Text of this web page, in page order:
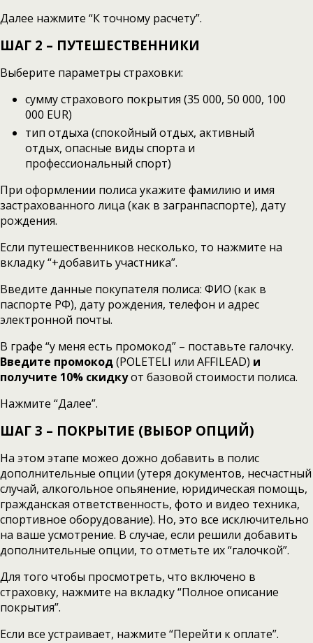
Далее нажмите “К точному расчету”.
ШАГ 2 – ПУТЕШЕСТВЕННИКИ
Выберите параметры страховки:
сумму страхового покрытия (35 000, 50 000, 100
000 EUR)
тип отдыха (спокойный отдых, активный
отдых, опасные виды спорта и
профессиональный спорт)
При оформлении полиса укажите фамилию и имя
застрахованного лица (как в загранпаспорте), дату
рождения.
Если путешественников несколько, то нажмите на
вкладку “+добавить участника”.
Введите данные покупателя полиса: ФИО (как в
паспорте РФ), дату рождения, телефон и адрес
электронной почты.
В графе “у меня есть промокод” – поставьте галочку.
Введите промокод(POLETELI или AFFILEAD) и
получите 10% скидкуот базовой стоимости полиса.
Нажмите “Далее”.
ШАГ 3 – ПОКРЫТИЕ (ВЫБОР ОПЦИЙ)
На этом этапе можео дожно добавить в полис
дополнительные опции (утеря документов, несчастный
случай, алкогольное опьянение, юридическая помощь,
гражданская ответственность, фото и видео техника,
спортивное оборудование). Но, это все исключительно
на ваше усмотрение. В случае, если решили добавить
дополнительные опции, то отметьте их “галочкой”.
Для того чтобы просмотреть, что включено в
страховку, нажмите на вкладку “Полное описание
покрытия”.
Если все устраивает, нажмите “Перейти к оплате”.